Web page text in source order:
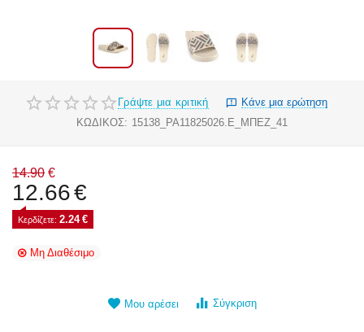
Γράψτε μια κριτική
Κάνε μια ερώτηση
ΚΩΔΙΚΟΣ: 15138_PA11825026.E_ΜΠΕΖ_41
14.90 €
12.66€
Κερδίζετε: 2.24 €
Μη Διαθέσιμο
Μου αρέσει Σύγκριση